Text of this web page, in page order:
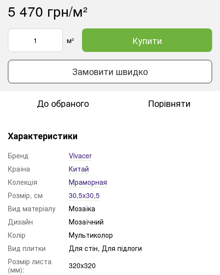
5 470 грн/м²
м² Купити
Замовити швидко
До обраного Порівняти
Характеристики
Бренд
Vivacer
Країна
Китай
Колекція
Мраморная
Розмір, см
30,5x30,5
Вид матеріалу
Мозаїка
Дизайн
Мозаїчний
Колір
Мультиколор
Вид плитки
Для стін, Для підлоги
Розмір листа
(мм):
320x320